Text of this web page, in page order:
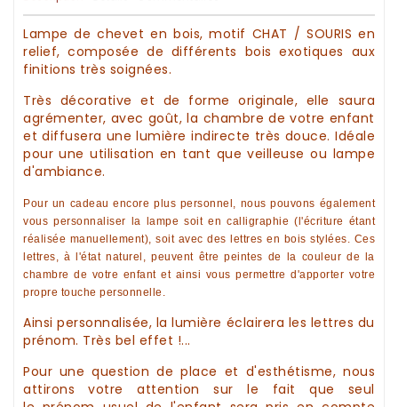
Lampe de chevet en bois, motif CHAT / SOURIS en
relief, composée de différents bois exotiques aux
finitions très soignées.
Très décorative et de forme originale, elle saura
agrémenter, avec goût, la chambre de votre enfant
et diffusera une lumière indirecte très douce. Idéale
pour une utilisation en tant que veilleuse ou lampe
d'ambiance.
Pour un cadeau encore plus personnel, nous pouvons également
vous personnaliser la lampe soit en calligraphie (l'écriture étant
réalisée manuellement), soit avec des lettres en bois stylées. Ces
lettres, à l'état naturel, peuvent être peintes de la couleur de la
chambre de votre enfant et ainsi vous permettre d'apporter votre
propre touche personnelle.
Ainsi personnalisée, la lumière éclairera les lettres du
prénom. Très bel effet !...
Pour une question de place et d'esthétisme, nous
attirons votre attention sur le fait que seul